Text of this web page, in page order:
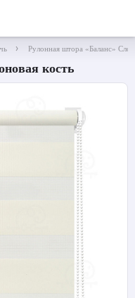
Рулонная штора «Баланс»
кость